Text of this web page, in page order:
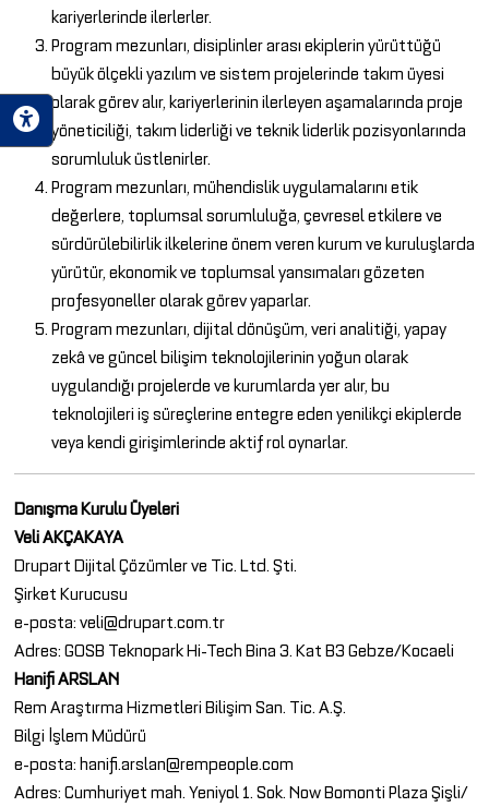
kariyerlerinde ilerlerler.
Program mezunları, disiplinler arası ekiplerin yürüttüğü
büyük ölçekli yazılım ve sistem projelerinde takım üyesi
olarak görev alır, kariyerlerinin ilerleyen aşamalarında proje
yöneticiliği, takım liderliği ve teknik liderlik pozisyonlarında
sorumluluk üstlenirler.
Program mezunları, mühendislik uygulamalarını etik
değerlere, toplumsal sorumluluğa, çevresel etkilere ve
sürdürülebilirlik ilkelerine önem veren kurum ve kuruluşlarda
yürütür, ekonomik ve toplumsal yansımaları gözeten
profesyoneller olarak görev yaparlar.
Program mezunları, dijital dönüşüm, veri analitiği, yapay
zekâ ve güncel bilişim teknolojilerinin yoğun olarak
uygulandığı projelerde ve kurumlarda yer alır, bu
teknolojileri iş süreçlerine entegre eden yenilikçi ekiplerde
veya kendi girişimlerinde aktif rol oynarlar.
Danışma Kurulu Üyeleri
Veli AKÇAKAYA
Drupart Dijital Çözümler ve Tic. Ltd. Şti.
Şirket Kurucusu
e-posta: veli@drupart.com.tr
Adres: GOSB Teknopark Hi-Tech Bina 3. Kat B3 Gebze/Kocaeli
Hanifi ARSLAN
Rem Araştırma Hizmetleri Bilişim San. Tic. A.Ş.
Bilgi İşlem Müdürü
e-posta: hanifi.arslan@rempeople.com
Adres: Cumhuriyet mah. Yeniyol 1. Sok. Now Bomonti Plaza Şişli/